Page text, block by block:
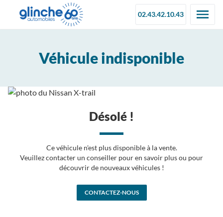
02.43.42.10.43
Véhicule indisponible
Désolé !
Ce véhicule n'est plus disponible à la vente.
Veuillez contacter un conseiller pour en savoir plus ou pour
découvrir de nouveaux véhicules !
CONTACTEZ-NOUS